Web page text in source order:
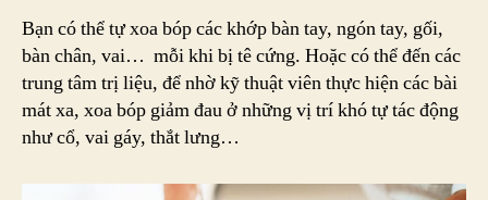
Bạn có thể tự xoa bóp các khớp bàn tay, ngón tay, gối,
bàn chân, vai… mỗi khi bị tê cứng. Hoặc có thể đến các
trung tâm trị liệu, để nhờ kỹ thuật viên thực hiện các bài
mát xa, xoa bóp giảm đau ở những vị trí khó tự tác động
như cổ, vai gáy, thắt lưng…